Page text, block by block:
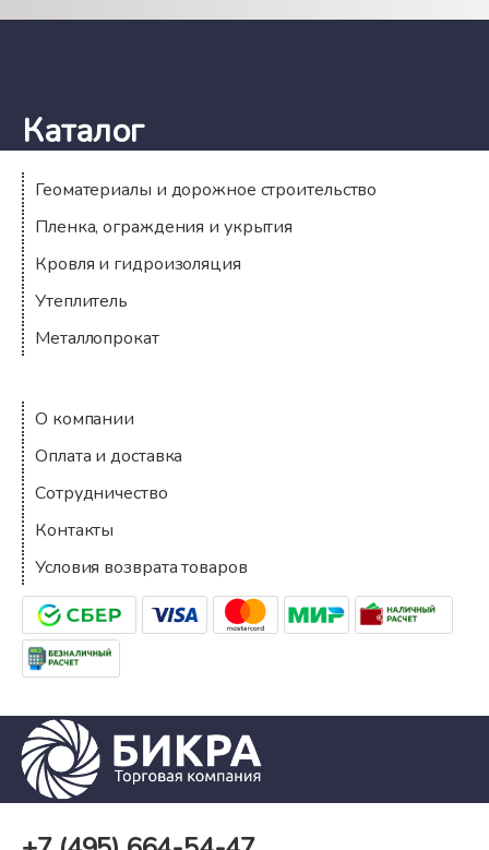
Каталог
Геоматериалы и дорожное строительство
Пленка, ограждения и укрытия
Кровля и гидроизоляция
Утеплитель
Металлопрокат
Компания
О компании
Оплата и доставка
Сотрудничество
Контакты
Условия возврата товаров